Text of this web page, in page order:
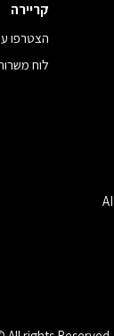
קריירה
הצטרפו
לוח